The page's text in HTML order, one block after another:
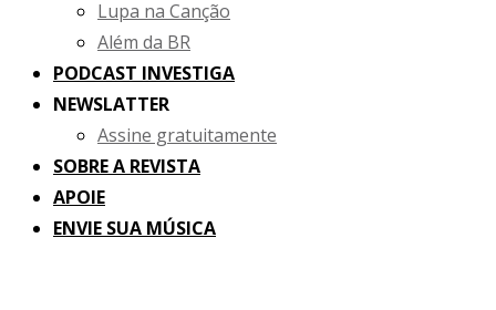
Lupa na Canção
Além da BR
PODCAST INVESTIGA
NEWSLATTER
Assine gratuitamente
SOBRE A REVISTA
APOIE
ENVIE SUA MÚSICA